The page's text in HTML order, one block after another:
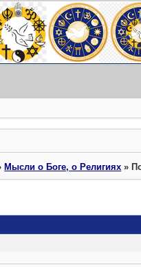
Мысли о Боге, о Религиях »